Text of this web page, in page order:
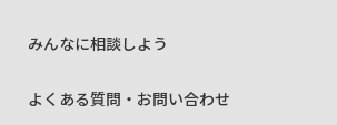
みんなに相談しよう
よくある質問・お問い合わせ